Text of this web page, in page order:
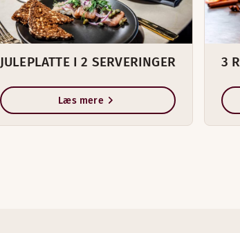
JULEPLATTE I 2 SERVERINGER
Læs mere
3